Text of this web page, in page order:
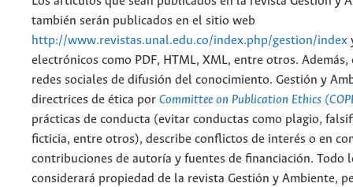
también serán publicados en el sitio web
http://www.revistas.unal.edu.co/index.php/gestion/index
electrónicos como PDF, HTML, XML, entre otros.
redes sociales de difusión del conocimiento. Gestión y
directrices de ética por Committee on Publication Ethics
prácticas de conducta (evitar conductas como plagio,
ficticia, entre otros), describe conflictos de interés o en
contribuciones de autoría y fuentes de financiación. Todo
considerará propiedad de la revista Gestión y Ambiente,